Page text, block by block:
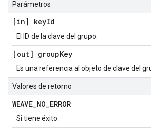
Parámetros
[in] keyId
El ID de la clave del grupo.
[out] groupKey
Es una referencia al objeto de clave del
Valores de retorno
WEAVE_NO_ERROR
Si tiene éxito.